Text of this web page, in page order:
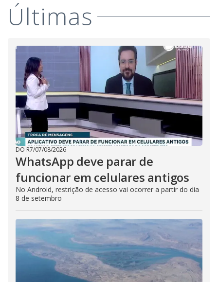
Últimas
DO R7/07/08/2026
WhatsApp deve parar de
funcionar em celulares antigos
No Android, restrição de acesso vai ocorrer a partir do dia
8 de setembro